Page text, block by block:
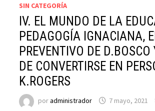
SIN CATEGORÍA
IV. EL MUNDO DE LA
PEDAGOGÍA IGNACIANA,
PREVENTIVO DE D.BOSCO
DE CONVERTIRSE EN
K.ROGERS
poradministrador 7 mayo, 2021